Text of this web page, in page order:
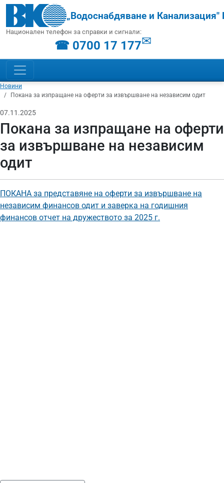
„Водоснабдяване и Канализация"
Национален телефон за справки и сигнали:
☎ 0700 17 177✉
Новини
Покана за изпращане на оферти за извършване на независим одит
07.11.2025
Покана за изпращане на оферти
за извършване на независим
одит
ПОКАНА за представяне на оферти за извършване на
независим финансов одит и заверка на годишния
финансов отчет на дружеството за 2025 г.